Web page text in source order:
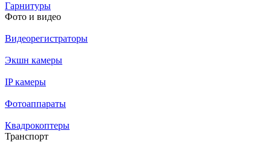
Гарнитуры
Фото и видео
Видеорегистраторы
Экшн камеры
IP камеры
Фотоаппараты
Квадрокоптеры
Транспорт